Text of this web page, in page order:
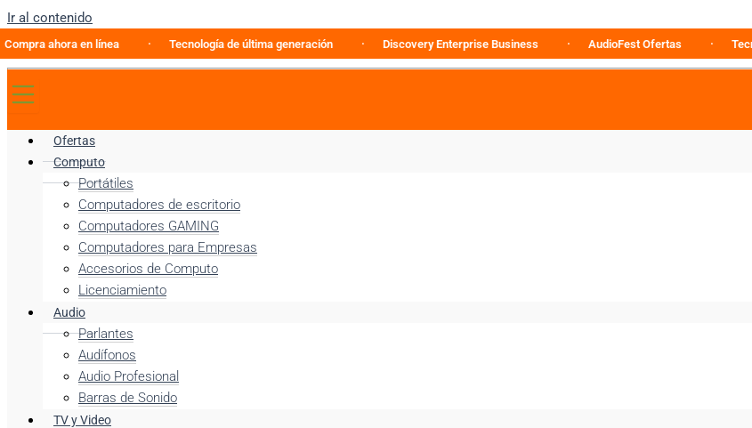
Ir al contenido
ahora en línea Tecnología de última generación Discovery Enterprise Business AudioFest Ofertas
Ofertas
Computo
Portátiles
Computadores de escritorio
Computadores GAMING
Computadores para Empresas
Accesorios de Computo
Licenciamiento
Audio
Parlantes
Audífonos
Audio Profesional
Barras de Sonido
TV y Video